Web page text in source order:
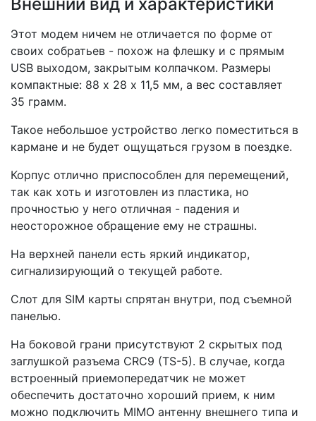
Этот модем ничем не отличается по форме от
своих собратьев - похож на флешку и с прямым
USB выходом, закрытым колпачком. Размеры
компактные: 88 х 28 х 11,5 мм, а вес составляет
35 грамм.
Такое небольшое устройство легко поместиться в
кармане и не будет ощущаться грузом в поездке.
Корпус отлично приспособлен для перемещений,
так как хоть и изготовлен из пластика, но
прочностью у него отличная - падения и
неосторожное обращение ему не страшны.
На верхней панели есть яркий индикатор,
сигнализирующий о текущей работе.
Слот для SIM карты спрятан внутри, под съемной
панелью.
На боковой грани присутствуют 2 скрытых под
заглушкой разъема CRC9 (TS-5). В случае, когда
встроенный приемопередатчик не может
обеспечить достаточно хороший прием, к ним
можно подключить MIMO антенну внешнего типа и